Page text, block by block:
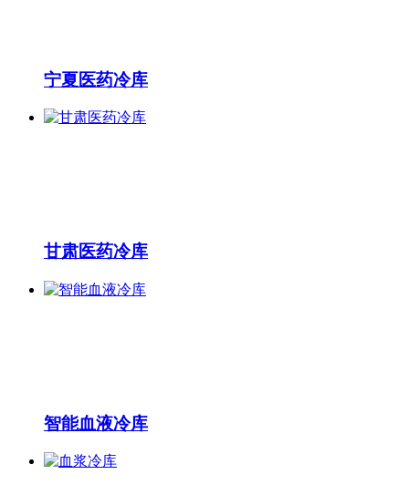
宁夏医药冷库
甘肃医药冷库
智能血液冷库